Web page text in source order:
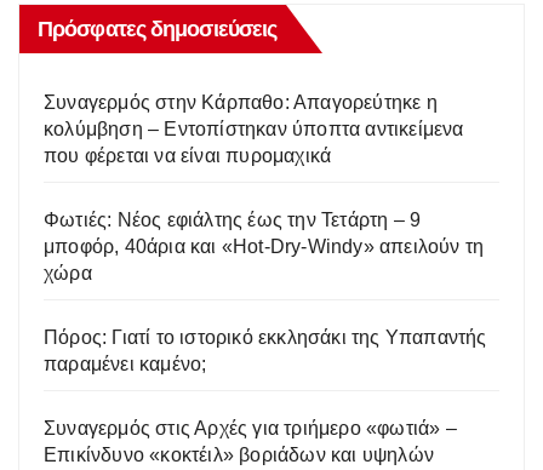
Πρόσφατες δημοσιεύσεις
Συναγερμός στην Κάρπαθο: Απαγορεύτηκε η
κολύμβηση – Εντοπίστηκαν ύποπτα αντικείμενα
που φέρεται να είναι πυρομαχικά
Φωτιές: Νέος εφιάλτης έως την Τετάρτη – 9
μποφόρ, 40άρια και «Hot-Dry-Windy» απειλούν τη
χώρα
Πόρος: Γιατί το ιστορικό εκκλησάκι της Υπαπαντής
παραμένει καμένο;
Συναγερμός στις Αρχές για τριήμερο «φωτιά» –
Επικίνδυνο «κοκτέιλ» βοριάδων και υψηλών